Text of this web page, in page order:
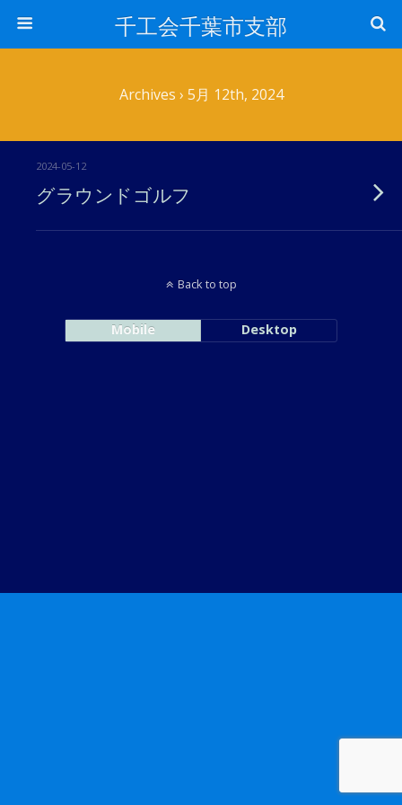
千工会千葉市支部
Archives › 5月 12th, 2024
2024-05-12
グラウンドゴルフ
Back to top
Mobile Desktop